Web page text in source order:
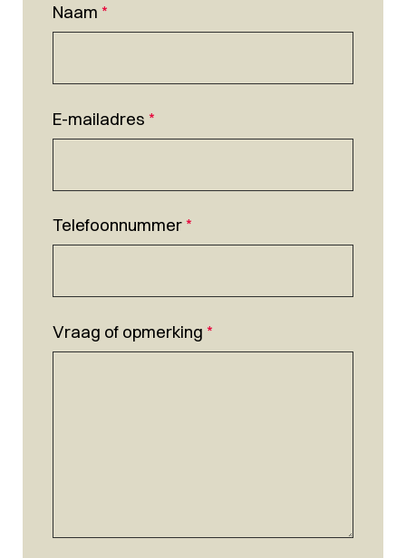
Naam *
E-mailadres *
Telefoonnummer*
Vraag of opmerking *